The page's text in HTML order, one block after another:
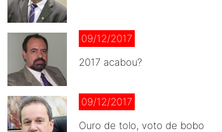
09/12/2017
2017 acabou?
09/12/2017
Ouro de tolo, voto de bobo